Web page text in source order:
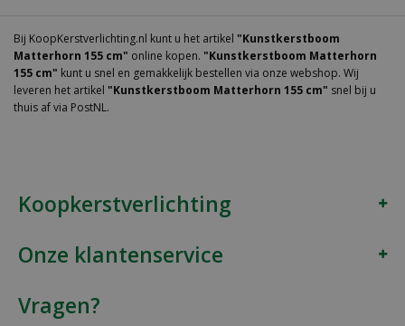
Bij KoopKerstverlichting.nl kunt u het artikel "Kunstkerstboom
Matterhorn 155 cm" online kopen. "Kunstkerstboom Matterhorn
155 cm" kunt u snel en gemakkelijk bestellen via onze webshop. Wij
leveren het artikel "Kunstkerstboom Matterhorn 155 cm" snel bij u
thuis af via PostNL.
Koopkerstverlichting
Onze klantenservice
Vragen?